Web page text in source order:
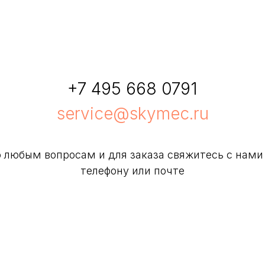
+7 495 668 0791
service@skymec.ru
любым вопросам и для заказа свяжитесь с нами
телефону или почте